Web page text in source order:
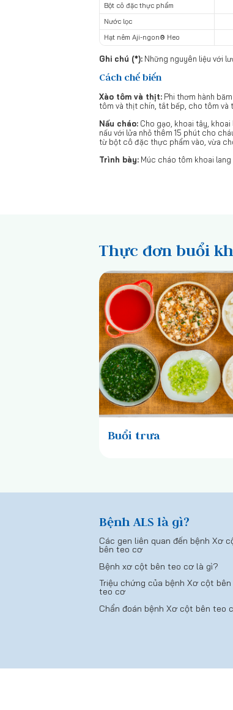
Bột cô đặc thực phẩm
Nước lọc
Hạt nêm Aji-ngon® Heo
Ghi chú (*): Những nguyên liệu với
Cách chế biến
Xào tôm và thịt: Phi thơm hành
tôm và thịt chín, tắt bếp, cho tôm và
Nấu cháo: Cho gạo, khoai tây,
nấu với lửa nhỏ thêm 15 phút cho
từ bột cô đặc thực phẩm vào, vừa
Trình bày: Múc cháo tôm khoai
Thực đơn buổi
Buổi trưa
Bệnh ALS là gì?
Các gen liên quan đến bệnh Xơ
bên teo cơ
Bệnh xơ cột bên teo cơ là gì?
Triệu chứng của bệnh Xơ cột bên
teo cơ
Chẩn đoán bệnh Xơ cột bên teo